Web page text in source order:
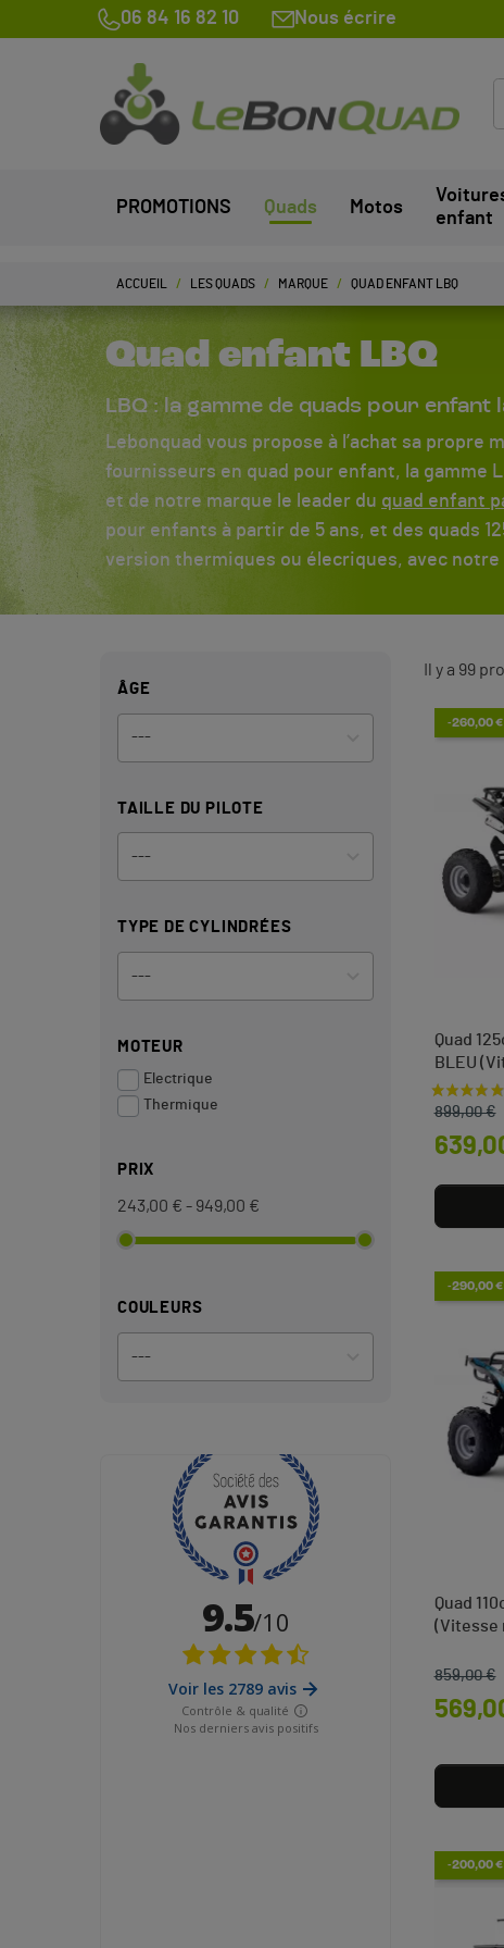
06 84 16 82 10 Nous écrire
PROMOTIONS Quads Motos
enfant
ACCUEIL LES QUADS MARQUE QUAD ENFANT LBQ
Quad enfant LBQ
LBQ : la gamme de quads pour enfant
Lebonquad vous propose à l’achat sa propre
fournisseurs en quad pour enfant, la gamme
et de notre marque le leader du quad enfant
pour enfants à partir de 5 ans, et des quads
version thermiques ou élecriques, avec
ÂGE
TAILLE DU PILOTE
TYPE DE CYLINDRÉES
MOTEUR
Electrique
Thermique
PRIX
243,00 € - 949,00 €
COULEURS
Il y a 99
-260,00 €
Quad
BLEU
Prix de
899,00 €
Prix
-290,00 €
Quad
(Vitesse
Prix de
859,00 €
Prix
-200,00 €